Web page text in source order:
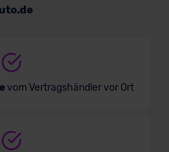
vom Vertragshändler vor Ort